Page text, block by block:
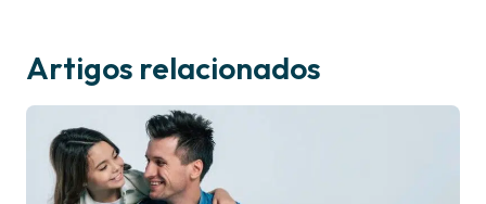
Artigos relacionados